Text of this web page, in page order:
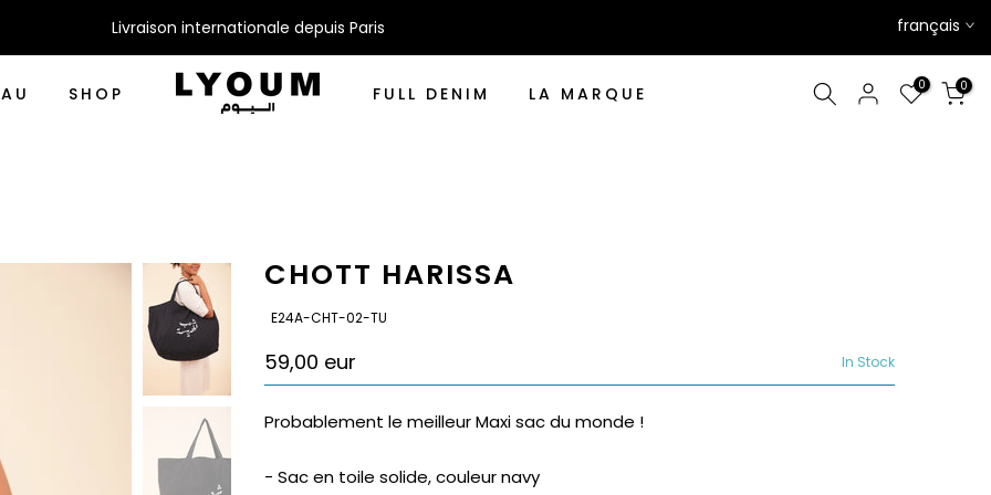
Livraison internationale depuis Paris français
SHOP FULL DENIM LA MARQUE 0 0
CHOTT HARISSA
SKU:
E24A-CHT-02-TU
59,00 eur In Stock
Probablement le meilleur Maxi sac du monde !
- Sac en toile solide, couleur navy